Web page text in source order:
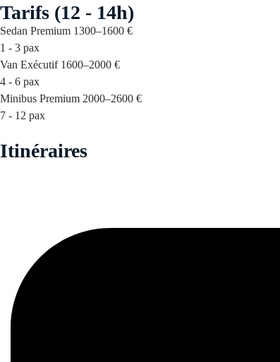
Tarifs (12 - 14h)
Sedan Premium 1300–1600 €
1 - 3 pax
Van Exécutif 1600–2000 €
4 - 6 pax
Minibus Premium 2000–2600 €
7 - 12 pax
Itinéraires